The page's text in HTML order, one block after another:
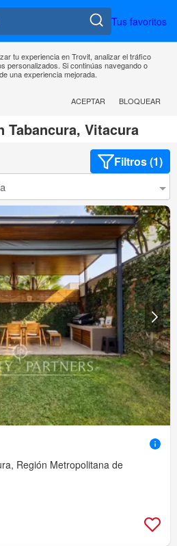
Tus favoritos
tu experiencia en Trovit, analizar el tráfico
personalizados. Si continúas navegando o
una experiencia mejorada.
ACEPTAR
BLOQUEAR
Tabancura, Vitacura
Filtros (1)
Región Metropolitana de